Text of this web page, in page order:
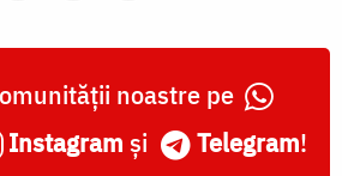
noastre pe
Instagram și Telegram!